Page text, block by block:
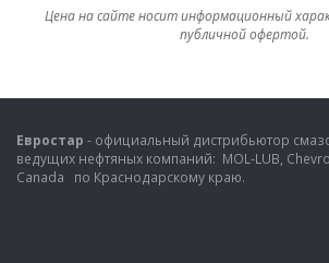
Цена на сайте носит информационный
публичной офертой.
Евростар - официальный дистрибьютор
ведущих нефтяных компаний: MOL-LUB,
Canada по Краснодарскому краю.